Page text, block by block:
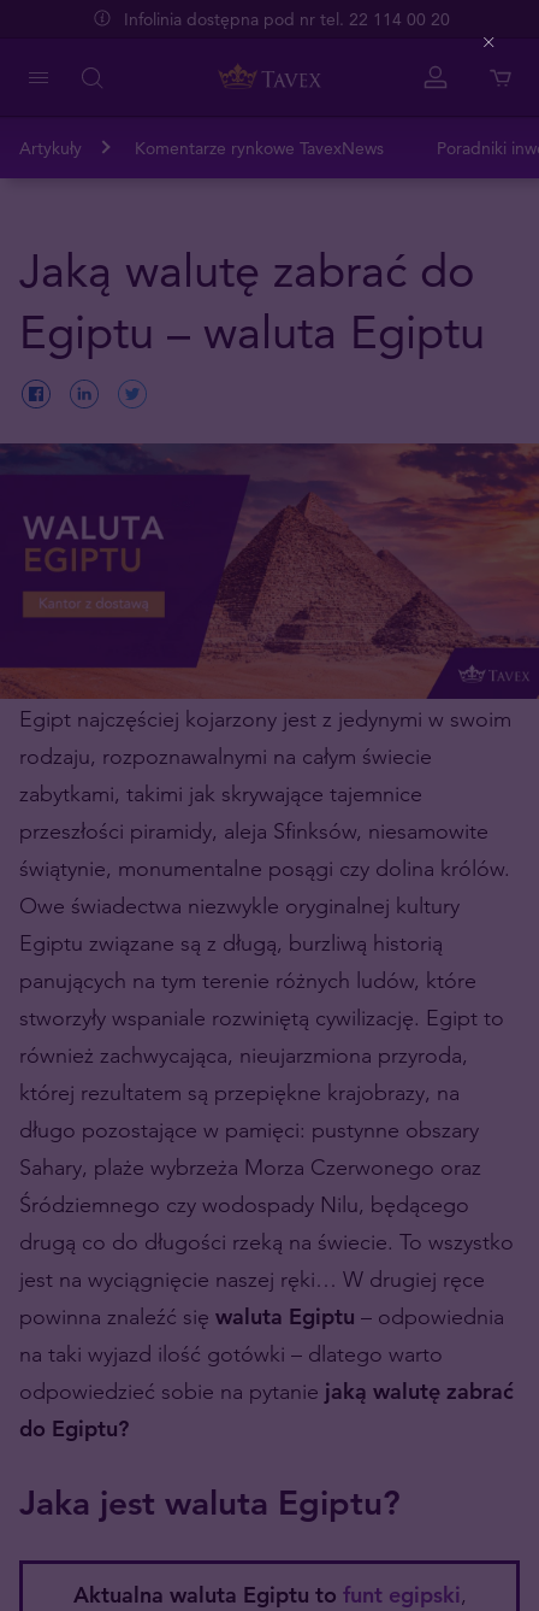
Infolinia dostępna pod nr tel. 22 114 00 20
Artykuły Komentarze rynkowe TavexNews Poradniki
Jaką walutę zabrać do
Egiptu – waluta Egiptu
Egipt najczęściej kojarzony jest z jedynymi w swoim
rodzaju, rozpoznawalnymi na całym świecie
zabytkami, takimi jak skrywające tajemnice
przeszłości piramidy, aleja Sfinksów, niesamowite
świątynie, monumentalne posągi czy dolina królów.
Owe świadectwa niezwykle oryginalnej kultury
Egiptu związane są z długą, burzliwą historią
panujących na tym terenie różnych ludów, które
stworzyły wspaniale rozwiniętą cywilizację. Egipt to
również zachwycająca, nieujarzmiona przyroda,
której rezultatem są przepiękne krajobrazy, na
długo pozostające w pamięci: pustynne obszary
Sahary, plaże wybrzeża Morza Czerwonego oraz
Śródziemnego czy wodospady Nilu, będącego
drugą co do długości rzeką na świecie. To wszystko
jest na wyciągnięcie naszej ręki… W drugiej ręce
powinna znaleźć się waluta Egiptu – odpowiednia
na taki wyjazd ilość gotówki – dlatego warto
odpowiedzieć sobie na pytanie jaką walutę zabrać
do Egiptu?
Jaka jest waluta Egiptu?
Aktualna waluta Egiptu to funt egipski,
Close